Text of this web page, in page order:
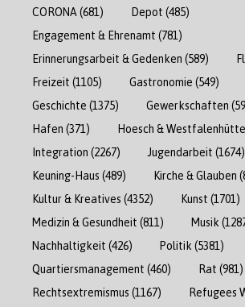
CORONA (681) Depot (485)
Engagement & Ehrenamt (781)
Erinnerungsarbeit & Gedenken (589)
Freizeit (1105) Gastronomie (549)
Geschichte (1375) Gewerkschaften
Hafen (371) Hoesch & Westfalenhütte
Integration (2267) Jugendarbeit (1674)
Keuning-Haus (489) Kirche & Glauben
Kultur & Kreatives (4352) Kunst (1701)
Medizin & Gesundheit (811) Musik
Nachhaltigkeit (426) Politik (5381)
Quartiersmanagement (460) Rat (981)
Rechtsextremismus (1167) Refugees